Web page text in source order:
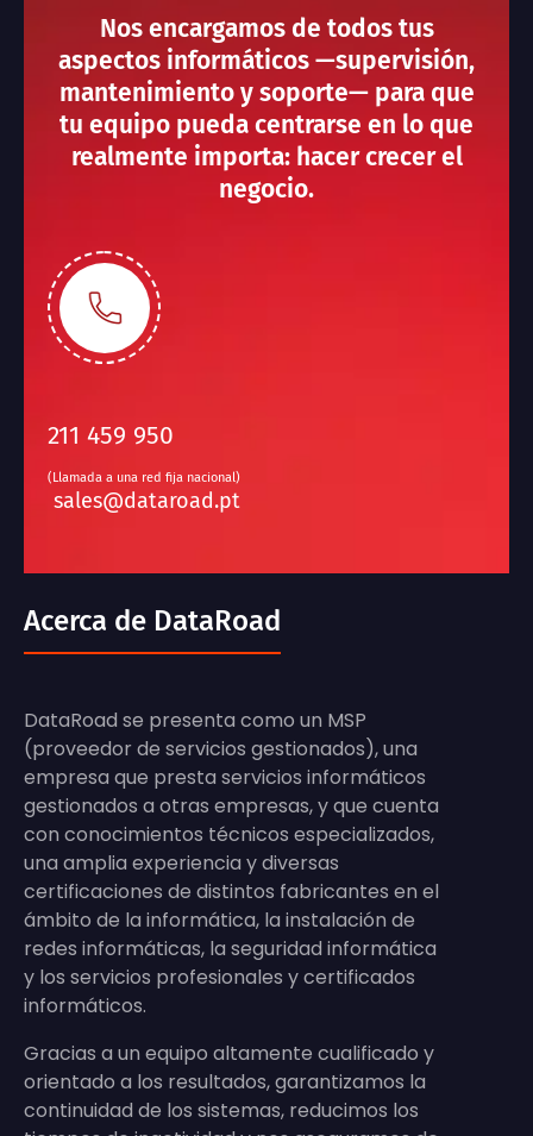
Nos encargamos de todos tus
aspectos informáticos —supervisión,
mantenimiento y soporte— para que
tu equipo pueda centrarse en lo que
realmente importa: hacer crecer el
negocio.
211 459 950
(Llamada a una red fija nacional)
sales@dataroad.pt
Acerca de DataRoad
DataRoad se presenta como un MSP
(proveedor de servicios gestionados), una
empresa que presta servicios informáticos
gestionados a otras empresas, y que cuenta
con conocimientos técnicos especializados,
una amplia experiencia y diversas
certificaciones de distintos fabricantes en el
ámbito de la informática, la instalación de
redes informáticas, la seguridad informática
y los servicios profesionales y certificados
informáticos.
Gracias a un equipo altamente cualificado y
orientado a los resultados, garantizamos la
continuidad de los sistemas, reducimos los